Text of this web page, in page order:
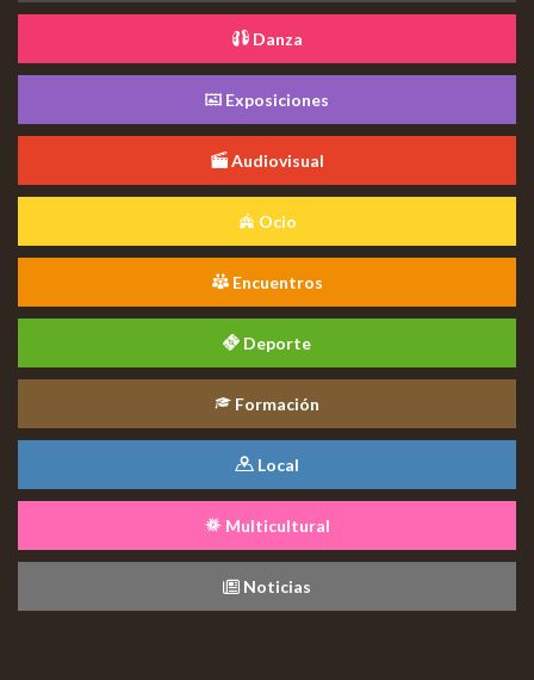
Danza
Exposiciones
Audiovisual
Ocio
Encuentros
Deporte
Formación
Local
Multicultural
Noticias